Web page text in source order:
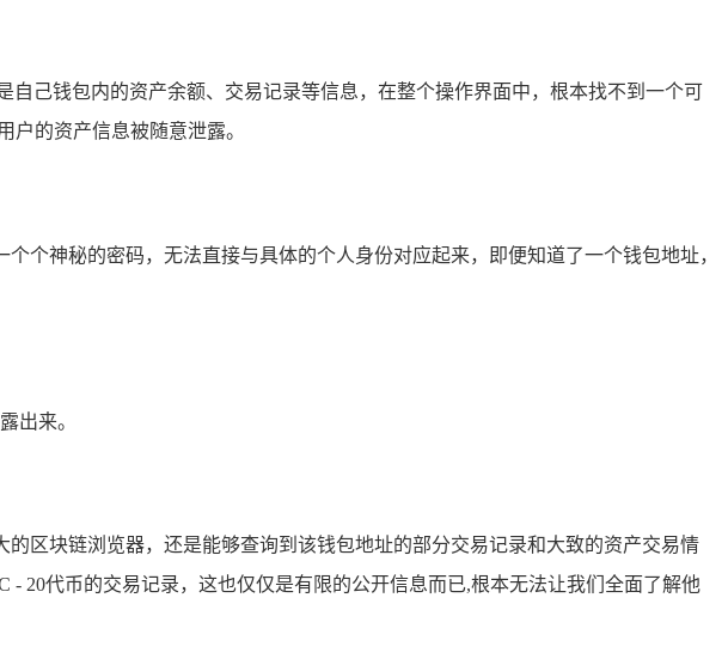
己钱包内的资产余额、交易记录等信息，在整个操作界面中，根本找不到一个可
的资产信息被随意泄露。
个神秘的密码，无法直接与具体的个人身份对应起来，即便知道了一个钱包地址，
出来。
区块链浏览器，还是能够查询到该钱包地址的部分交易记录和大致的资产交易情
20代币的交易记录，这也仅仅是有限的公开信息而已,根本无法让我们全面了解他